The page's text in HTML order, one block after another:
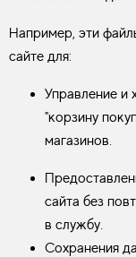
Например, эти
сайте для:
Управление и
"корзину
магазинов.
сайта без
в службу.
Сохранения